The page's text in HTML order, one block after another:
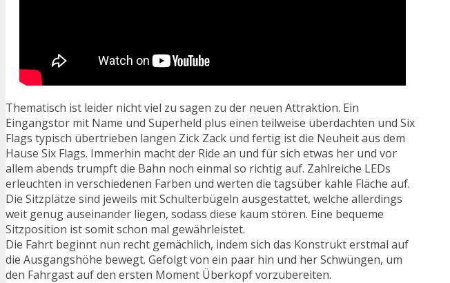
Thematisch ist leider nicht viel zu sagen zu der neuen Attraktion. Ein
Eingangstor mit Name und Superheld plus einen teilweise überdachten und Six
Flags typisch übertrieben langen Zick Zack und fertig ist die Neuheit aus dem
Hause Six Flags. Immerhin macht der Ride an und für sich etwas her und vor
allem abends trumpft die Bahn noch einmal so richtig auf. Zahlreiche LEDs
erleuchten in verschiedenen Farben und werten die tagsüber kahle Fläche auf.
Die Sitzplätze sind jeweils mit Schulterbügeln ausgestattet, welche allerdings
weit genug auseinander liegen, sodass diese kaum stören. Eine bequeme
Sitzposition ist somit schon mal gewährleistet.
Die Fahrt beginnt nun recht gemächlich, indem sich das Konstrukt erstmal auf
die Ausgangshöhe bewegt. Gefolgt von ein paar hin und her Schwüngen, um
den Fahrgast auf den ersten Moment Überkopf vorzubereiten.